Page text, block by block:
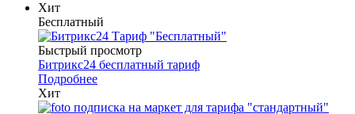
Хит
Бесплатный
Быстрый просмотр
Битрикс24 бесплатный тариф
Подробнее
Хит